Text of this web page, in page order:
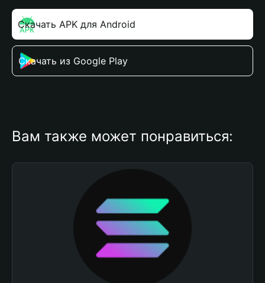
Скачать APK для Android
Скачать из Google Play
Вам также может понравиться: